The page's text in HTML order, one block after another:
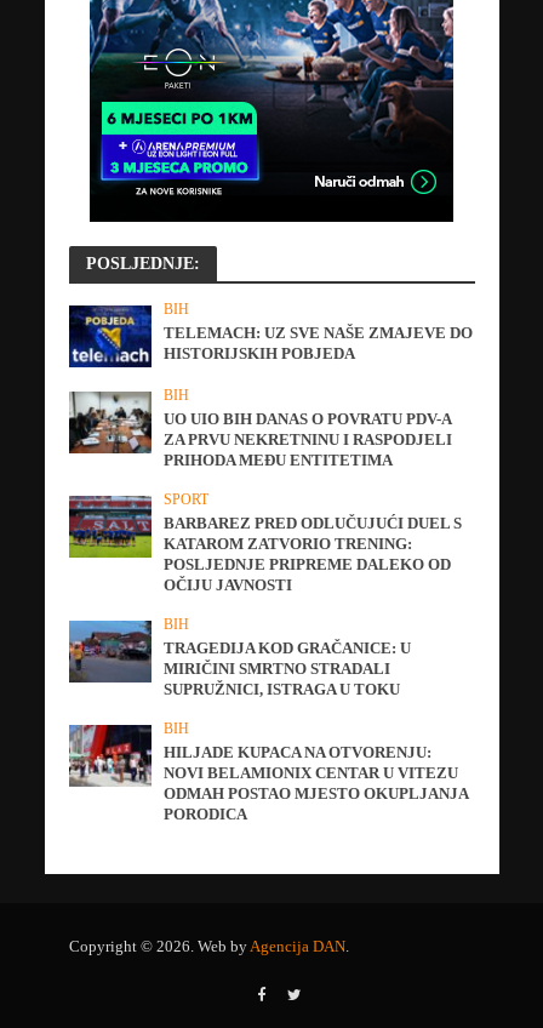
POSLJEDNJE:
BIH
TELEMACH: UZ SVE NAŠE ZMAJEVE DO
HISTORIJSKIH POBJEDA
BIH
UO UIO BIH DANAS O POVRATU PDV-A
ZA PRVU NEKRETNINU I RASPODJELI
PRIHODA MEĐU ENTITETIMA
SPORT
BARBAREZ PRED ODLUČUJUĆI DUEL S
KATAROM ZATVORIO TRENING:
POSLJEDNJE PRIPREME DALEKO OD
OČIJU JAVNOSTI
BIH
TRAGEDIJA KOD GRAČANICE: U
MIRIČINI SMRTNO STRADALI
SUPRUŽNICI, ISTRAGA U TOKU
BIH
HILJADE KUPACA NA OTVORENJU:
NOVI BELAMIONIX CENTAR U VITEZU
ODMAH POSTAO MJESTO OKUPLJANJA
PORODICA
Copyright © 2026. Web by Agencija DAN.